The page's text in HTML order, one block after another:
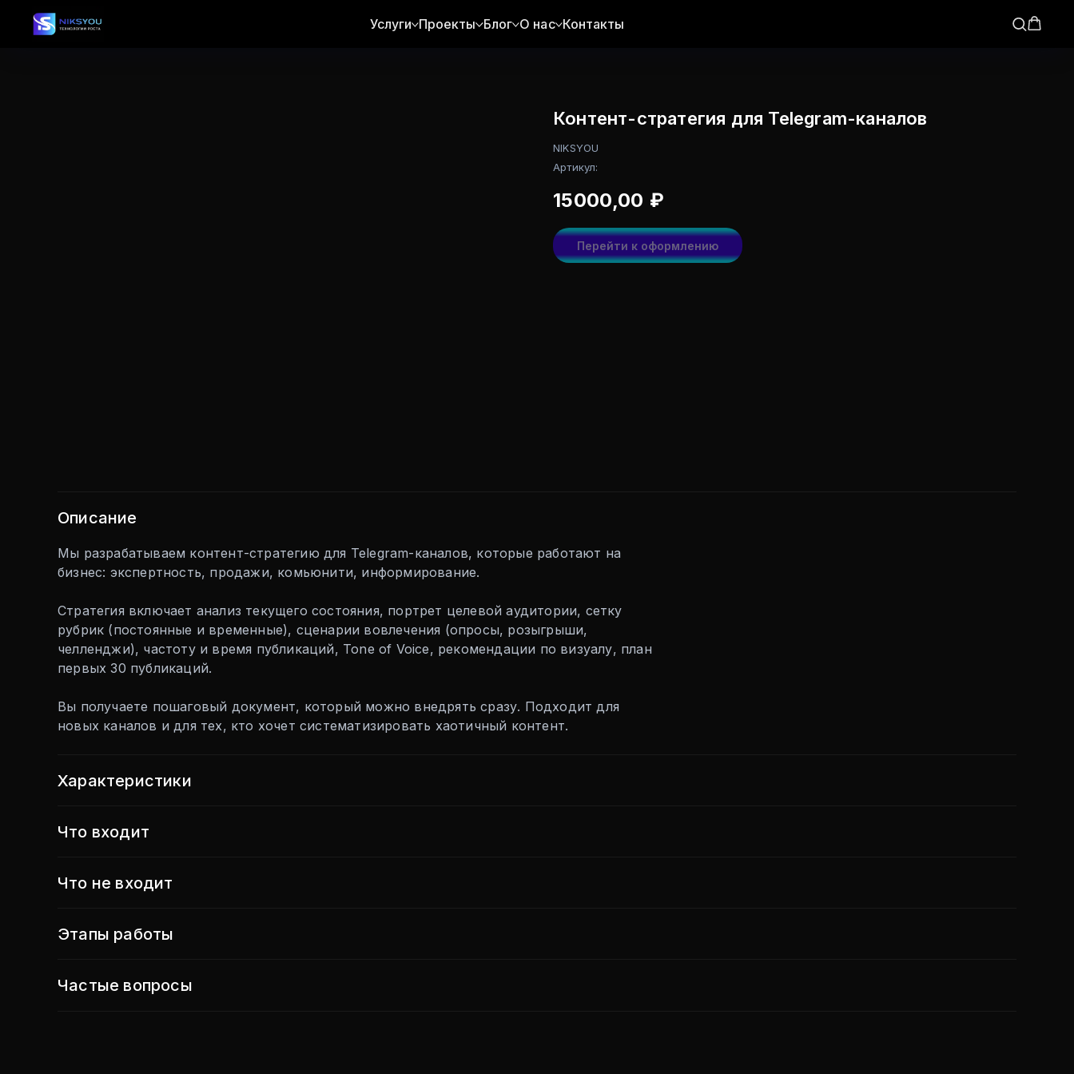
Услуги Проекты Блог О нас Контакты
Контент-стратегия для Telegram-каналов
NIKSYOU
Артикул:
15000,00 ₽
Перейти к оформлению
Описание
Мы разрабатываем контент-стратегию для Telegram-каналов, которые работают на
бизнес: экспертность, продажи, комьюнити, информирование.
Стратегия включает анализ текущего состояния, портрет целевой аудитории, сетку
рубрик (постоянные и временные), сценарии вовлечения (опросы, розыгрыши,
челленджи), частоту и время публикаций, Tone of Voice, рекомендации по визуалу, план
первых 30 публикаций.
Вы получаете пошаговый документ, который можно внедрять сразу. Подходит для
новых каналов и для тех, кто хочет систематизировать хаотичный контент.
Характеристики
Что входит
Что не входит
Этапы работы
Частые вопросы